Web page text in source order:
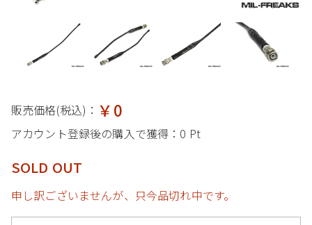
販売価格(税込)： ￥0
アカウント登録後の購入で獲得： 0 Pt
SOLD OUT
申し訳ございませんが、只今品切れ中です。